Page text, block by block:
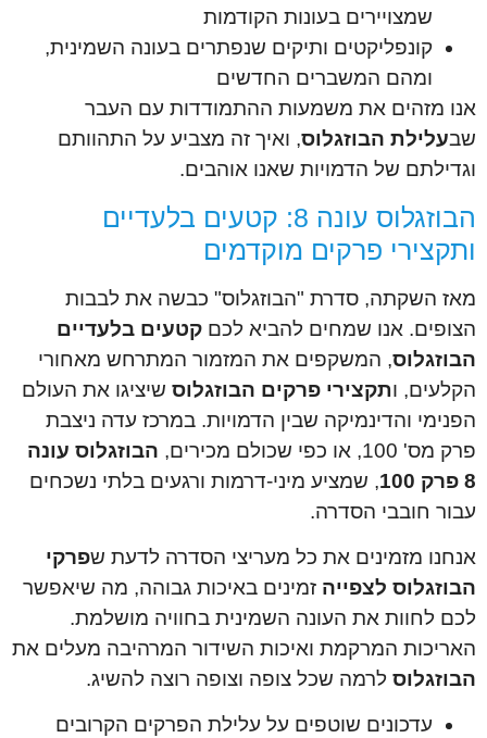
שמצויירים בעונות הקודמות
קונפליקטים ותיקים שנפתרים בעונה השמינית,
ומהם המשברים החדשים
אנו מזהים את משמעות ההתמודדות עם העבר
שבעלילת הבוזגלוס, ואיך זה מצביע על התהוותם
וגדילתם של הדמויות שאנו אוהבים.
הבוזגלוס עונה 8: קטעים בלעדיים
ותקצירי פרקים מוקדמים
מאז השקתה, סדרת "הבוזגלוס" כבשה את לבבות
הצופים. אנו שמחים להביא לכם קטעים בלעדיים
הבוזגלוס, המשקפים את המזמור המתרחש מאחורי
הקלעים, ותקצירי פרקים הבוזגלוס שיציגו את העולם
הפנימי והדינמיקה שבין הדמויות. במרכז עדה ניצבת
פרק מס' 100, או כפי שכולם מכירים,
הבוזגלוס עונה
8 פרק 100
, שמציע מיני-דרמות ורגעים בלתי נשכחים
עבור חובבי הסדרה.
אנחנו מזמינים את כל מעריצי הסדרה לדעת שפרקי
הבוזגלוס לצפייה זמינים באיכות גבוהה, מה שיאפשר
לכם לחוות את העונה השמינית בחוויה מושלמת.
האריכות המרקמת ואיכות השידור המרהיבה מעלים את
הבוזגלוס לרמה שכל צופה וצופה רוצה להשיג.
עדכונים שוטפים על עלילת הפרקים הקרובים